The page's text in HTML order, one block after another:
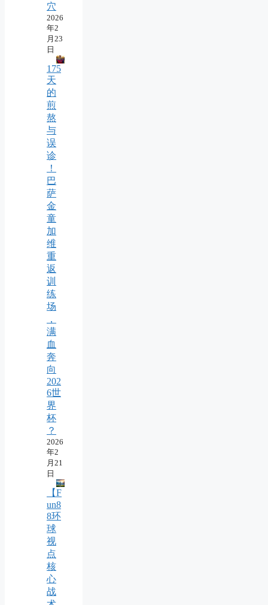
穴
2026
年2
月23
日
175
天
的
煎
熬
与
误
诊
！
巴
萨
金
童
加
维
重
返
训
练
场
，
满
血
奔
向
202
6世
界
杯
？
2026
年2
月21
日
【F
un8
8环
球
视
点
核
心
战